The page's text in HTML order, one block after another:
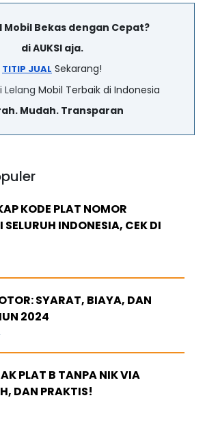
Mobil Bekas dengan Cepat?
di AUKSI aja.
TITIP JUAL Sekarang!
Lelang Mobil Terbaik di Indonesia
Mudah. Transparan
KODE PLAT NOMOR
INDONESIA, CEK DI
SYARAT, BIAYA, DAN
2024
PLAT B TANPA NIK VIA
DAN PRAKTIS!